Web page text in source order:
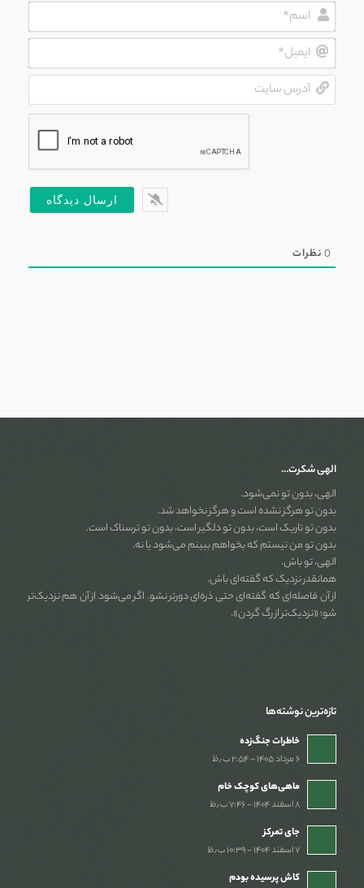
اسم*
ایمیل*
0نظرات
الهی شکرت…
الهی، بدون تو نمی‌شود.
بدون تو هرگز نشده است و هرگز نخواهد شد.
بدون تو تاریک است، بدون تو دلگیر است، بدون تو ترسناک است.
بدون تو من نیستم که بخواهم ببینم می‌شود یا نه.
الهی، تو باش.
همانقدر نزدیک که گفته‌ای باش.
از آن فاصله‌ای که گفته‌ای حتی ذره‌ای دورتر نشو. اگر می‌شود از آن هم نزدیک‌تر
شو؛ «نزدیک‌تر از رگ گردن».
تازه‌ترین نوشته‌ها
خاطرات جنگ‌‌زده
۶ مرداد ۱۴۰۵ - ۲:۵۴ ب٫ظ
ماهی‌های کوچک خام
۸ اسفند ۱۴۰۴ - ۷:۴۶ ب٫ظ
جای تمرکز
۷ اسفند ۱۴۰۴ - ۱۰:۳۹ ب٫ظ
کاش پرسیده بودم